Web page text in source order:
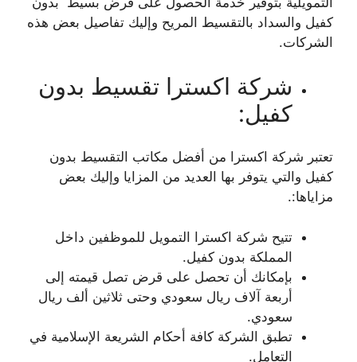
كفيل والسداد بالتقسيط المريح وإليك تفاصيل بعض هذه
الشركات.
شركة اكسترا تقسيط بدون
كفيل:
تعتبر شركة اكسترا من أفضل مكاتب التقسيط بدون
كفيل والتي يتوفر بها العديد من المزايا وإليك بعض
مزاياها:.
تتيح شركة اكسترا التمويل للموظفين داخل
المملكة بدون كفيل.
بإمكانك أن تحصل على قرض تصل قيمته إلى
أربعة آلاف ريال سعودي وحتى ثلاثين ألف ريال
سعودي.
تطبق الشركة كافة أحكام الشريعة الإسلامية في
التعامل.